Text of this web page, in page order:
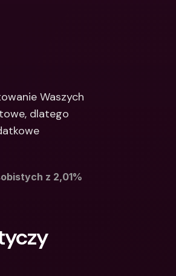
Waszych
dlatego
z 2,01%